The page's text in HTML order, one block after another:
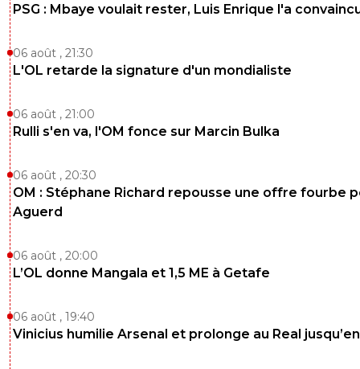
PSG : Mbaye voulait rester, Luis Enrique l'a
06 août , 21:30
L'OL retarde la signature d'un mondialiste
06 août , 21:00
Rulli s'en va, l'OM fonce sur Marcin Bulka
06 août , 20:30
OM : Stéphane Richard repousse une offre fourbe
Aguerd
06 août , 20:00
L’OL donne Mangala et 1,5 ME à Getafe
06 août , 19:40
Vinicius humilie Arsenal et prolonge au Real